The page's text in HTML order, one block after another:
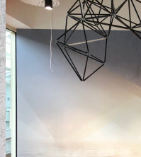
KONYHA DESIGN TIPP